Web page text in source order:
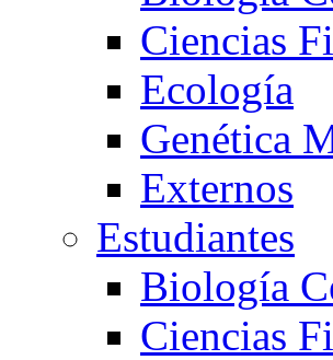
Ciencias
Ecología
Genética
Externos
Estudiantes
Biología
Ciencias